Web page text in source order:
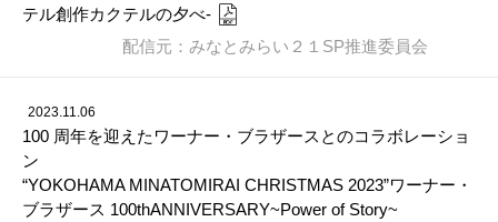
テル創作カクテルの夕べ-
配信元：みなとみらい２１SP推進委員会
2023.11.06
100 周年を迎えたワーナー・ブラザースとのコラボレーショ
ン
“YOKOHAMA MINATOMIRAI CHRISTMAS 2023”ワーナー・
ブラザース 100thANNIVERSARY~Power of Story~